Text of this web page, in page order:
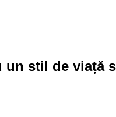
stil de viață